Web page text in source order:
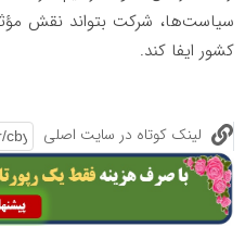
سیاست‌ها، شرکت بتواند نقش
کشور ایفا کند.
لینک کوتاه در سایت اصلی